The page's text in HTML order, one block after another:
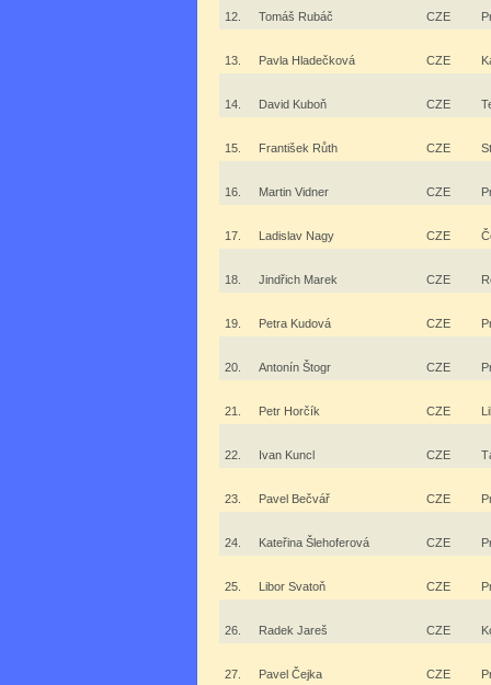
12. Tomáš Rubáč CZE
13. Pavla Hladečková CZE
14. David Kuboň CZE
15. František Růth CZE
16. Martin Vidner CZE
17. Ladislav Nagy CZE
18. Jindřich Marek CZE
19. Petra Kudová CZE
20. Antonín Štogr CZE
21. Petr Horčík CZE
22. Ivan Kuncl CZE
23. Pavel Bečvář CZE
24. Kateřina Šlehoferová CZE
25. Libor Svatoň CZE
26. Radek Jareš CZE
27. Pavel Čejka CZE